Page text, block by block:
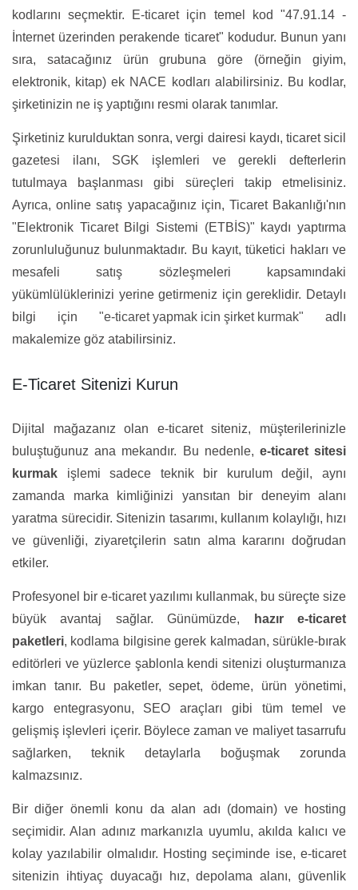
kodlarını seçmektir. E-ticaret için temel kod "47.91.14 -
İnternet üzerinden perakende ticaret" kodudur. Bunun yanı
sıra, satacağınız ürün grubuna göre (örneğin giyim,
elektronik, kitap) ek NACE kodları alabilirsiniz. Bu kodlar,
şirketinizin ne iş yaptığını resmi olarak tanımlar.
Şirketiniz kurulduktan sonra, vergi dairesi kaydı, ticaret sicil
gazetesi ilanı, SGK işlemleri ve gerekli defterlerin
tutulmaya başlanması gibi süreçleri takip etmelisiniz.
Ayrıca, online satış yapacağınız için, Ticaret Bakanlığı'nın
"Elektronik Ticaret Bilgi Sistemi (ETBİS)" kaydı yaptırma
zorunluluğunuz bulunmaktadır. Bu kayıt, tüketici hakları ve
mesafeli satış sözleşmeleri kapsamındaki
yükümlülüklerinizi yerine getirmeniz için gereklidir. Detaylı
bilgi için "e-ticaret yapmak icin şirket kurmak" adlı
makalemize göz atabilirsiniz.
E-Ticaret Sitenizi Kurun
Dijital mağazanız olan e-ticaret siteniz, müşterilerinizle
buluştuğunuz ana mekandır. Bu nedenle, e-ticaret sitesi
kurmak işlemi sadece teknik bir kurulum değil, aynı
zamanda marka kimliğinizi yansıtan bir deneyim alanı
yaratma sürecidir. Sitenizin tasarımı, kullanım kolaylığı, hızı
ve güvenliği, ziyaretçilerin satın alma kararını doğrudan
etkiler.
Profesyonel bir e-ticaret yazılımı kullanmak, bu süreçte size
büyük avantaj sağlar. Günümüzde,
hazır e-ticaret
paketleri, kodlama bilgisine gerek kalmadan, sürükle-bırak
editörleri ve yüzlerce şablonla kendi sitenizi oluşturmanıza
imkan tanır. Bu paketler, sepet, ödeme, ürün yönetimi,
kargo entegrasyonu, SEO araçları gibi tüm temel ve
gelişmiş işlevleri içerir. Böylece zaman ve maliyet tasarrufu
sağlarken, teknik detaylarla boğuşmak zorunda
kalmazsınız.
Bir diğer önemli konu da alan adı (domain) ve hosting
seçimidir. Alan adınız markanızla uyumlu, akılda kalıcı ve
kolay yazılabilir olmalıdır. Hosting seçiminde ise, e-ticaret
sitenizin ihtiyaç duyacağı hız, depolama alanı, güvenlik